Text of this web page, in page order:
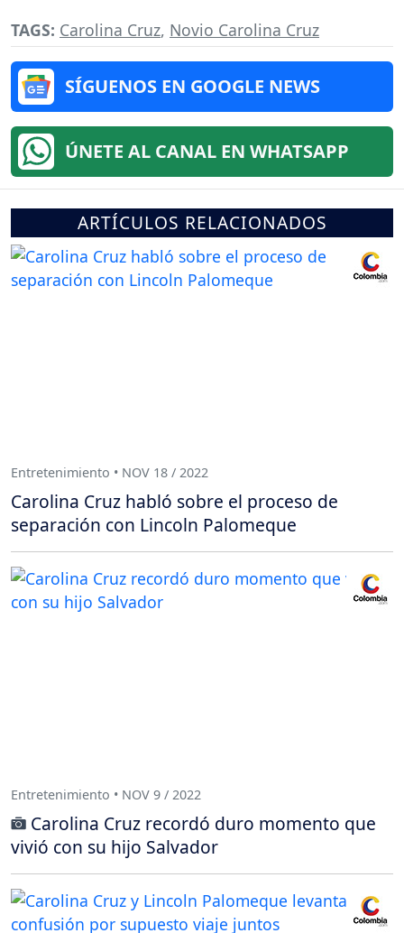
TAGS: Carolina Cruz, Novio Carolina Cruz
SÍGUENOS EN GOOGLE NEWS
ÚNETE AL CANAL EN WHATSAPP
ARTÍCULOS RELACIONADOS
Entretenimiento • NOV 18 / 2022
Carolina Cruz habló sobre el proceso de
separación con Lincoln Palomeque
Entretenimiento • NOV 9 / 2022
Carolina Cruz recordó duro momento que
vivió con su hijo Salvador